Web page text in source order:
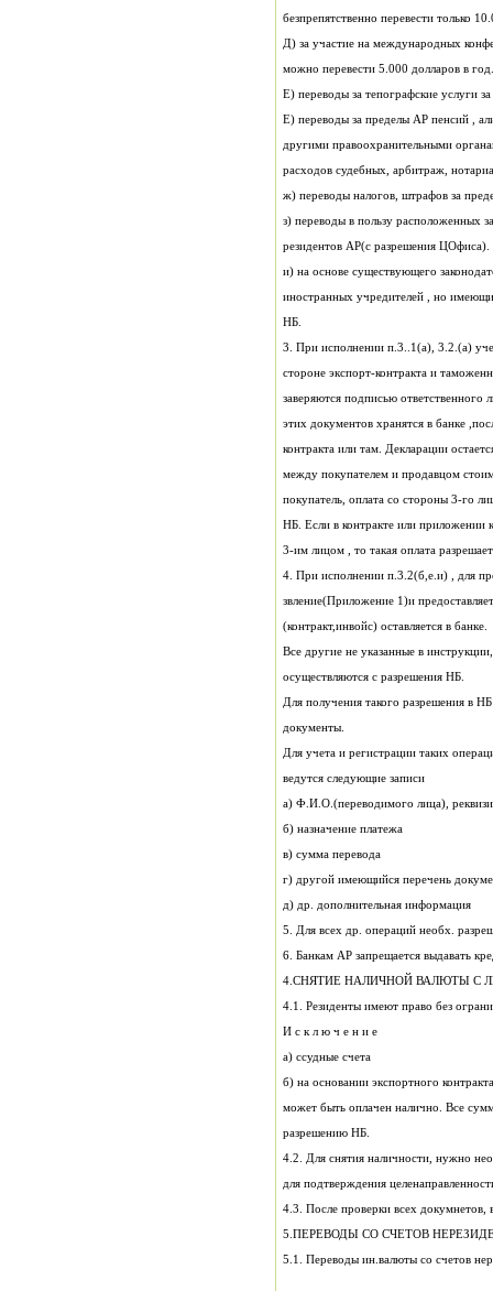
Д) за участие на международных
можно перевести 5.000 долларов в год.
Е) переводы за
Е) переводы за пределы АР пенсий ,
расходов судебных, арбитраж,
ж) переводы налогов, штрафов за
резидентов АР(с разрешения ЦОфиса).
иностранных
НБ.
стороне экспорт-контракта и
заверяются подписью
этих документов хранятся в банке
контракта или там. Декларации
между покупателем и продавцом
покупатель, оплата со
НБ. Если в контракте или приложении
3-им лицом , то такая оплата
4. При исполнении п.3.2(б,е.и) , для
звление(Приложение 1)и
(контракт,инвойс) оставляется в банке.
Все другие не указанные в
осуществляются с разрешения НБ.
Для
документы.
Для учета и регистрации таких
ведутся следующие записи
а) Ф.И.О.(переводимого лица),
б) назначение платежа
в) сумма перевода
г) другой имеющийся перечень
д) др. дополнительная информация
5. Для всех др. операций необх.
6. Банкам АР запрещается выдавать
4.1. Резиденты имеют право без
И с к л ю ч е н и е
а) ссудные счета
б) на основании экспортного
может быть оплачен налично. Все
разрешению НБ.
4.2. Для снятия наличности, нужно
для подтверждения
4.3. После проверки всех докумнетов,
5.ПЕРЕВОДЫ СО СЧЕТОВ